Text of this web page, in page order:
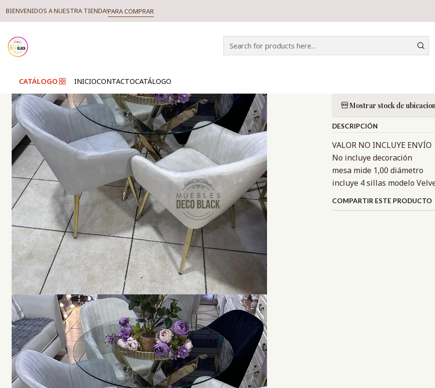
CATÁLOGO INICIOCONTACTOCATÁLOGO
BIENVENIDOS A NUESTRA TIENDA!PARA COMPRAR
COMEDOR
Mostrar stock de
DESCRIPCIÓN
VALOR NO INCLUYE ENVÍO
No incluye decoración
mesa mide 1,00 diámetro
incluye 4 sillas modelo
COMPARTIR ESTE PRODUCTO